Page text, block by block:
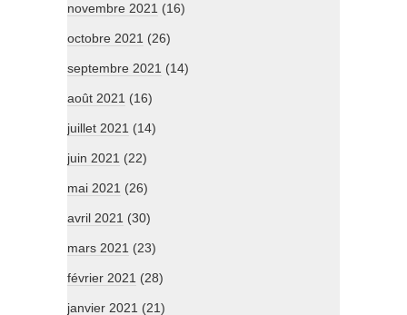
novembre 2021 (16)
octobre 2021 (26)
septembre 2021 (14)
août 2021 (16)
juillet 2021 (14)
juin 2021 (22)
mai 2021 (26)
avril 2021 (30)
mars 2021 (23)
février 2021 (28)
janvier 2021 (21)